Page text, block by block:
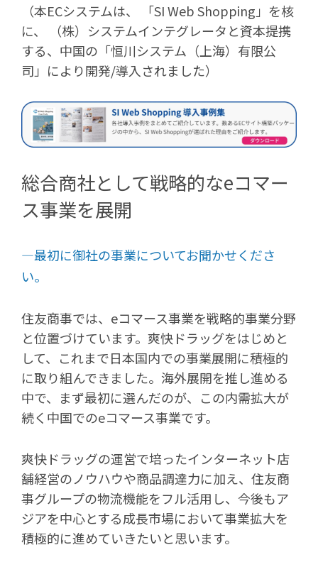
（本ECシステムは、 「SI Web Shopping」を核
に、 （株）システムインテグレータと資本提携
する、中国の「恒川システム（上海）有限公
司」により開発/導入されました）
総合商社として戦略的なeコマー
ス事業を展開
―最初に御社の事業についてお聞かせくださ
い。
住友商事では、eコマース事業を戦略的事業分野
と位置づけています。爽快ドラッグをはじめと
して、これまで日本国内での事業展開に積極的
に取り組んできました。海外展開を推し進める
中で、まず最初に選んだのが、この内需拡大が
続く中国でのeコマース事業です。
爽快ドラッグの運営で培ったインターネット店
舗経営のノウハウや商品調達力に加え、住友商
事グループの物流機能をフル活用し、今後もア
ジアを中心とする成長市場において事業拡大を
積極的に進めていきたいと思います。